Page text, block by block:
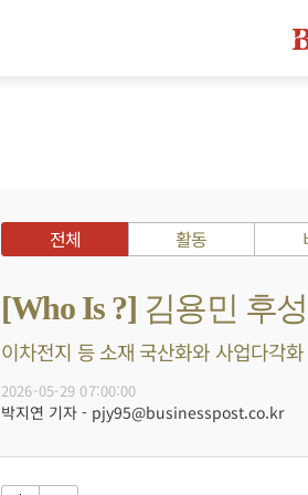
전체 활동
[Who Is ?] 김용민 후
이차전지 등 소재 국산화와 사업다각
2026-05-29 07:00:00
박지연 기자 - pjy95@businesspost.co.kr